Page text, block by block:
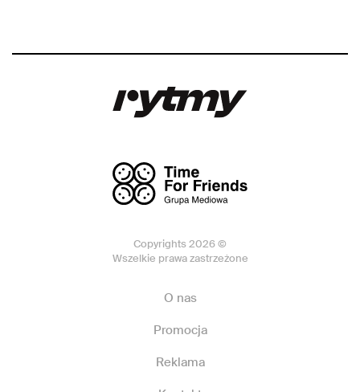
Copyrights 2026 ©
Wszelkie prawa zastrzeżone
O nas
Promocja
Reklama